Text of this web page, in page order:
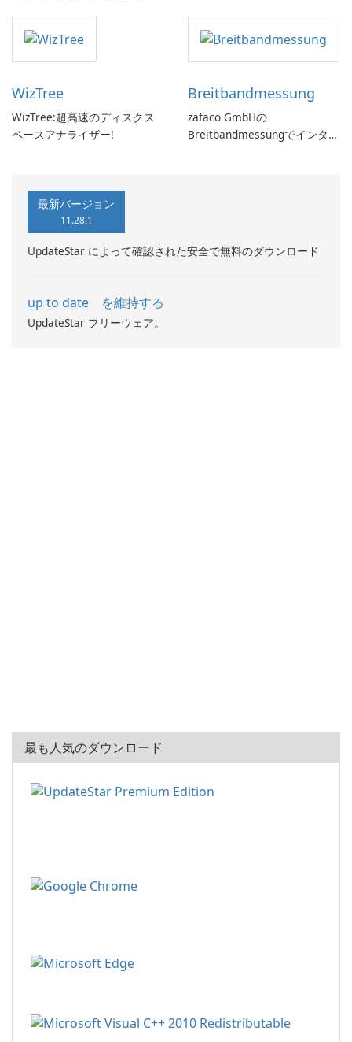
WizTree
WizTree:超高速のディスクス
ペースアナライザー!
Breitbandmessung
zafaco GmbHの
Breitbandmessungでインター
最新バージョン
11.28.1
UpdateStar によって確認された安全で無料のダウンロード
up to date を維持する
UpdateStar フリーウェア。
最も人気のダウンロード